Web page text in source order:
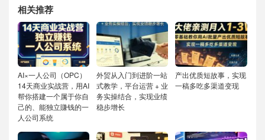
相关推荐
AI×一人公司（OPC）
14天商业实战营，用AI
帮你搭建一个属于你自
己的、能独立賺钱的一
人公司系统
外贸从入门到进阶一站
式教学，平台运营 + 业
务实操结合，实现业绩
稳步增长
产出优质短故事，实现
一稿多吃多渠道变现